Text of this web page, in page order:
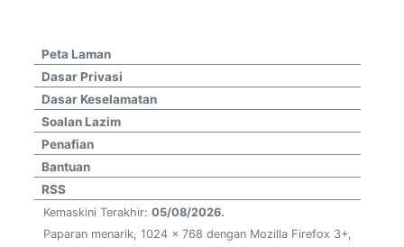
Peta Laman
Dasar Privasi
Dasar Keselamatan
Soalan Lazim
Penafian
Bantuan
RSS
Kemaskini Terakhir: 05/08/2026.
Paparan menarik, 1024 x 768 dengan Mozilla Firefox 3+,